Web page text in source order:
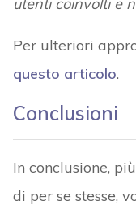
utenti coinvolti e
Per ulteriori
questo articolo.
Conclusioni
In conclusione,
di per se stesse,